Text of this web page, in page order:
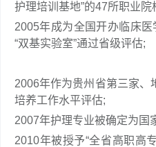
护理培训基地”的47所职业院
2005年成为全国开办临床医
“双基实验室”通过省级评估;
2006年作为贵州省第三家、
培养工作水平评估;
2007年护理专业被确定为国
2010年被授予“全省高职高